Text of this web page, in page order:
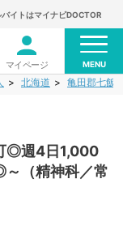
イトはマイナビDOCTOR
マイページ MENU
北海道 亀田郡七飯
◎週4日1,000
（精神科／常